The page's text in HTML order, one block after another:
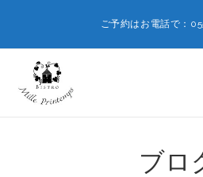
ご予約はお電話で：
ブロ